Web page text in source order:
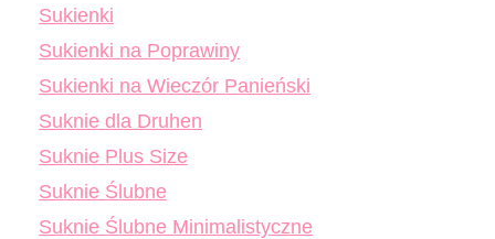
Sukienki
Sukienki na Poprawiny
Sukienki na Wieczór Panieński
Suknie dla Druhen
Suknie Plus Size
Suknie Ślubne
Suknie Ślubne Minimalistyczne